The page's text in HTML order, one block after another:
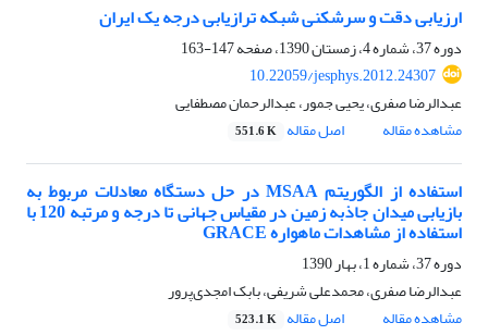
ارزیابی دقت و سرشکنی شبکه ترازیابی درجه ‌‌یک ایران
دوره 37، شماره 4، زمستان 1390، صفحه
147-163
10.22059/jesphys.2012.24307
عبدالرضا صفری، یحیی جمور، عبدالرحمان مصطفایی
مشاهده مقاله
اصل مقاله 551.6 K
استفاده از الگوریتم MSAA در حل دستگاه معادلات مربوط به
بازیابی میدان جاذبه زمین در مقیاس جهانی تا درجه و مرتبه 120 با
استفاده از مشاهدات ماهواره GRACE
دوره 37، شماره 1، بهار 1390
عبدالرضا صفری، محمدعلی شریفی، بابک امجدی‌پرور
مشاهده مقاله
اصل مقاله 523.1 K